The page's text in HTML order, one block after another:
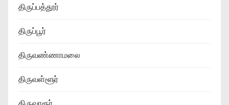
திருப்பத்தூர்
திருப்பூர்
திருவண்ணாமலை
திருவள்ளூர்